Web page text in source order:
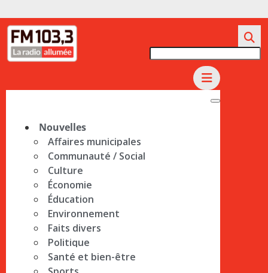
Nouvelles
Affaires municipales
Communauté / Social
Culture
Économie
Éducation
Environnement
Faits divers
Politique
Santé et bien-être